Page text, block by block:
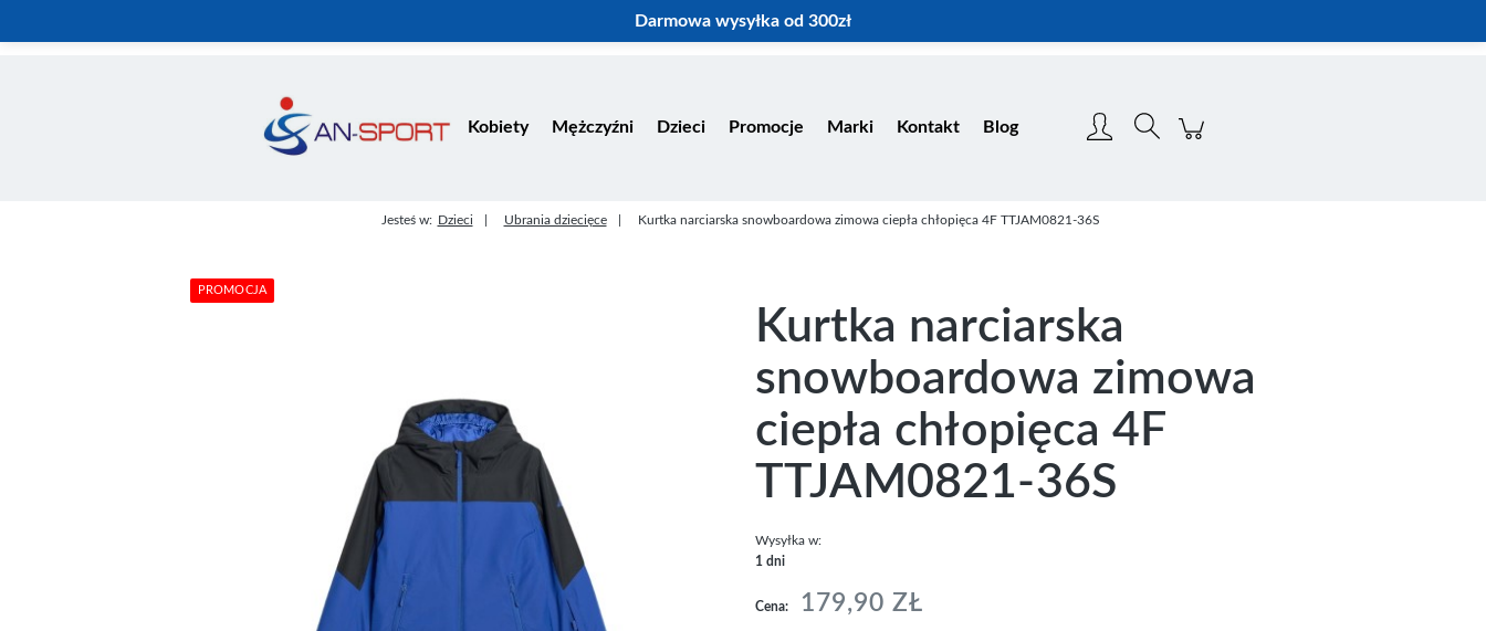
Darmowa wysyłka od 300zł
Kobiety Mężczyźni Dzieci Promocje Marki Kontakt Blog
Jesteś w: Dzieci Ubrania dziecięce Kurtka narciarska snowboardowa zimowa ciepła chłopięca 4F TTJAM0821-36S
PROMOCJA
Kurtka narciarska
snowboardowa zimowa
ciepła chłopięca 4F
TTJAM0821-36S
Wysyłka w:
1 dni
Cena: 179,90 ZŁ